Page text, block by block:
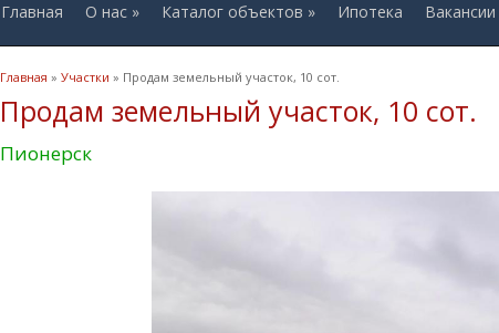
Главная О нас » Каталог объектов » Ипотека Вакансии
Вы здесь
Главная » Участки » Продам земельный участок, 10 сот.
Продам земельный участок, 10 сот.
Пионерск